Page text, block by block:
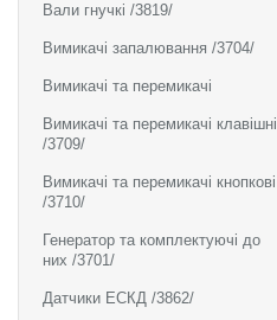
Вали гнучкі /3819/
Вимикачі запалювання /3704/
Вимикачі та перемикачі
Вимикачі та перемикачі клавішні
/3709/
Вимикачі та перемикачі кнопкові
/3710/
Генератор та комплектуючі до
них /3701/
Датчики ЕСКД /3862/